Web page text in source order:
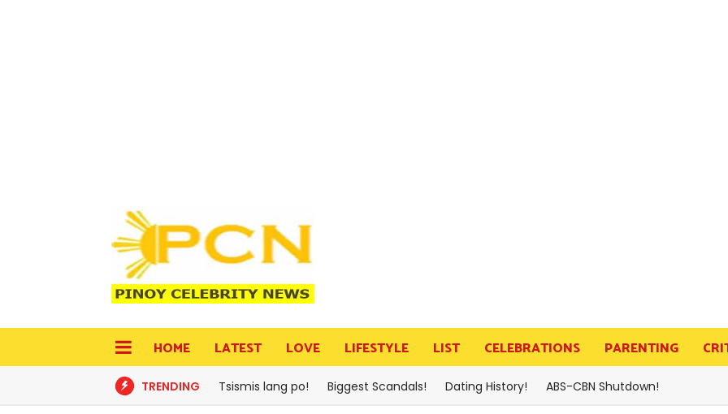
HOME LATEST LOVE LIFESTYLE LIST CELEBRATIONS PARENTING
TRENDING Tsismis lang po! Biggest Scandals! Dating History! ABS-CBN Shutdown!